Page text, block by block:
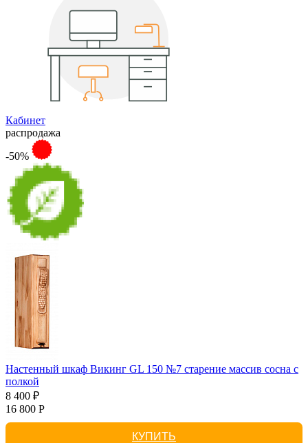
Кабинет
распродажа
-50%
Настенный шкаф Викинг GL 150 №7 старение массив сосна с
полкой
8 400 ₽
16 800 Р
КУПИТЬ